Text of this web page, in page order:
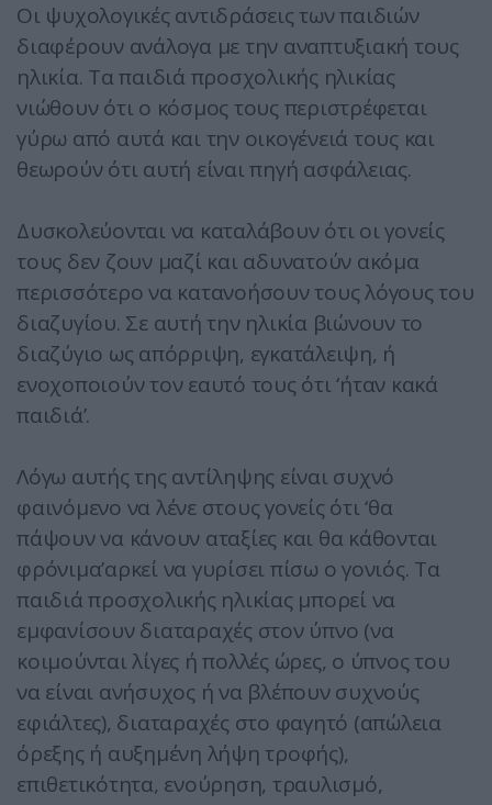
Οι ψυχολογικές αντιδράσεις των παιδιών
διαφέρουν ανάλογα με την αναπτυξιακή τους
ηλικία. Τα παιδιά προσχολικής ηλικίας
νιώθουν ότι ο κόσμος τους περιστρέφεται
γύρω από αυτά και την οικογένειά τους και
θεωρούν ότι αυτή είναι πηγή ασφάλειας.
Δυσκολεύονται να καταλάβουν ότι οι γονείς
τους δεν ζουν μαζί και αδυνατούν ακόμα
περισσότερο να κατανοήσουν τους λόγους του
διαζυγίου. Σε αυτή την ηλικία βιώνουν το
διαζύγιο ως απόρριψη, εγκατάλειψη, ή
ενοχοποιούν τον εαυτό τους ότι ‘ήταν κακά
παιδιά’.
Λόγω αυτής της αντίληψης είναι συχνό
φαινόμενο να λένε στους γονείς ότι ‘θα
πάψουν να κάνουν αταξίες και θα κάθονται
φρόνιμα’αρκεί να γυρίσει πίσω ο γονιός. Τα
παιδιά προσχολικής ηλικίας μπορεί να
εμφανίσουν διαταραχές στον ύπνο (να
κοιμούνται λίγες ή πολλές ώρες, ο ύπνος του
να είναι ανήσυχος ή να βλέπουν συχνούς
εφιάλτες), διαταραχές στο φαγητό (απώλεια
όρεξης ή αυξημένη λήψη τροφής),
επιθετικότητα, ενούρηση, τραυλισμό,